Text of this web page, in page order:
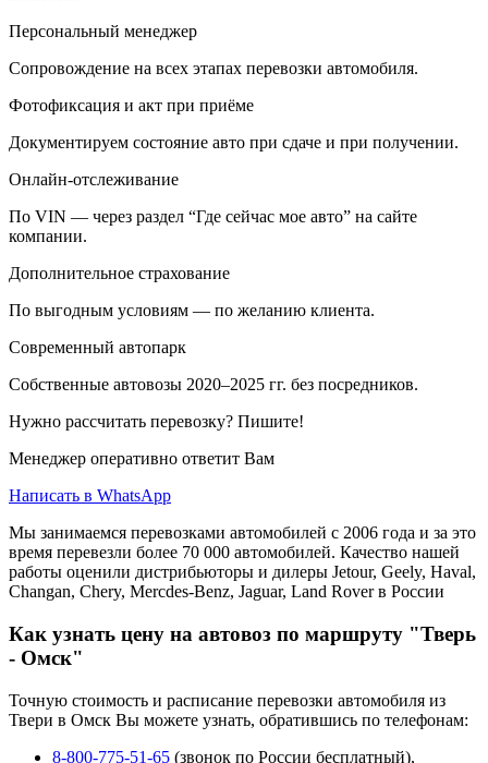
Персональный менеджер
Сопровождение на всех этапах перевозки автомобиля.
Фотофиксация и акт при приёме
Документируем состояние авто при сдаче и при получении.
Онлайн-отслеживание
По VIN — через раздел “Где сейчас мое авто” на сайте
компании.
Дополнительное страхование
По выгодным условиям — по желанию клиента.
Современный автопарк
Собственные автовозы 2020–2025 гг. без посредников.
Нужно рассчитать перевозку? Пишите!
Менеджер оперативно ответит Вам
Написать в WhatsApp
Мы занимаемся перевозками автомобилей с 2006 года и за это
время перевезли более 70 000 автомобилей. Качество нашей
работы оценили дистрибьюторы и дилеры Jetour, Geely, Haval,
Changan, Chery, Mercdes-Benz, Jaguar, Land Rover в России
Как узнать цену на автовоз по маршруту "Тверь
- Омск"
Точную стоимость и расписание перевозки автомобиля из
Твери в Омск Вы можете узнать, обратившись по телефонам:
8-800-775-51-65 (звонок по России бесплатный),